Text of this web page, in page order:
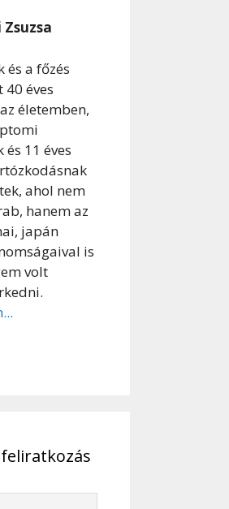
és a főzés
éves
életemben,
11 éves
ahol nem
hanem az
japán
is
volt